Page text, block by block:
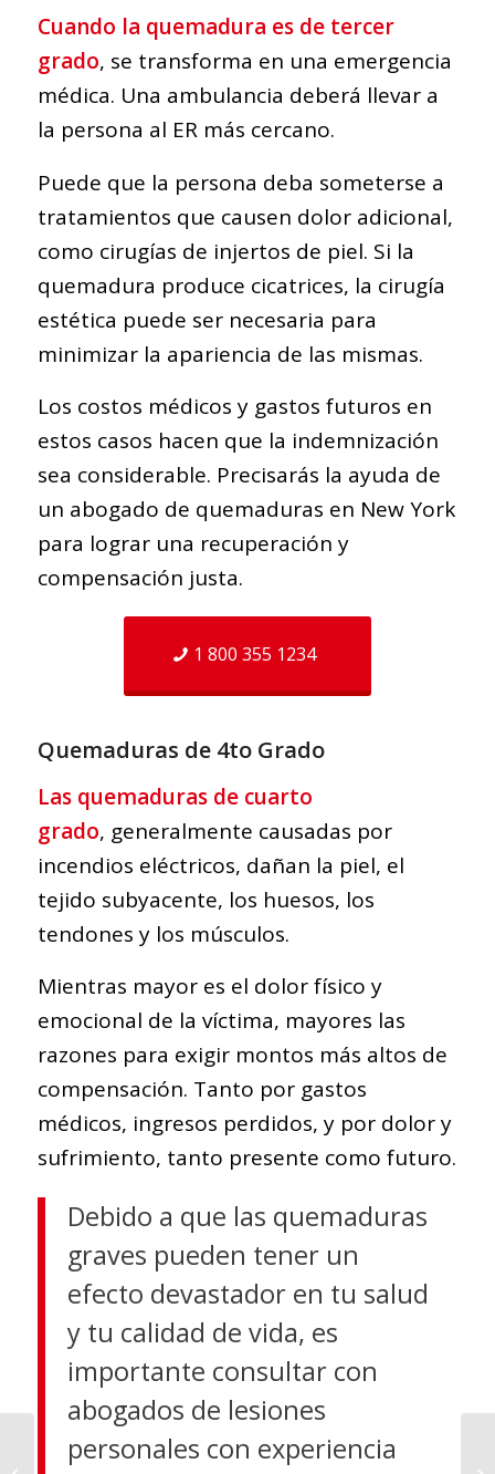
Cuando la quemadura es de tercer
grado, se transforma en una emergencia
médica. Una ambulancia deberá llevar a
la persona al ER más cercano.
Puede que la persona deba someterse a
tratamientos que causen dolor adicional,
como cirugías de injertos de piel. Si la
quemadura produce cicatrices, la cirugía
estética puede ser necesaria para
minimizar la apariencia de las mismas.
Los costos médicos y gastos futuros en
estos casos hacen que la indemnización
sea considerable. Precisarás la ayuda de
un abogado de quemaduras en New York
para lograr una recuperación y
compensación justa.
1 800 355 1234
Quemaduras de 4to Grado
Las quemaduras de cuarto
grado, generalmente causadas por
incendios eléctricos, dañan la piel, el
tejido subyacente, los huesos, los
tendones y los músculos.
Mientras mayor es el dolor físico y
emocional de la víctima, mayores las
razones para exigir montos más altos de
compensación. Tanto por gastos
médicos, ingresos perdidos, y por dolor y
sufrimiento, tanto presente como futuro.
Debido a que las quemaduras
graves pueden tener un
efecto devastador en tu salud
y tu calidad de vida, es
importante consultar con
abogados de lesiones
personales con experiencia
Cuánto Vale el Dolor y
Sufrimiento en Casos